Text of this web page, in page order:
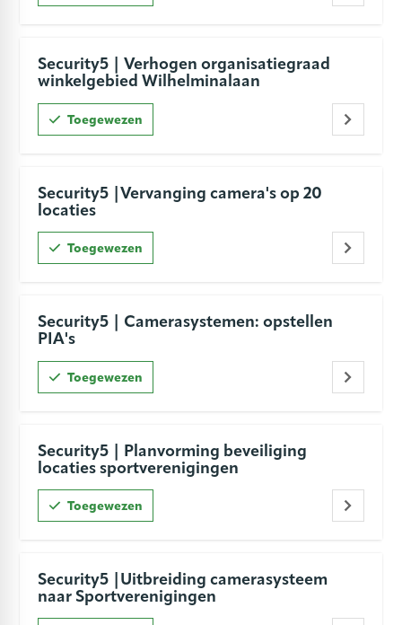
Security5 | Verhogen organisatiegraad
winkelgebied Wilhelminalaan
Toegewezen
Security5 |Vervanging camera's op 20
locaties
Toegewezen
Security5 | Camerasystemen: opstellen
PIA's
Toegewezen
Security5 | Planvorming beveiliging
locaties sportverenigingen
Toegewezen
Security5 |Uitbreiding camerasysteem
naar Sportverenigingen